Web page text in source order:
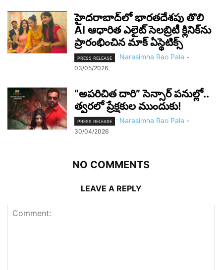
హైదరాబాద్‌లో భారతదేశపు తొలి
AI ఆధారిత ఎలైట్ సెలబ్రిటీ క్లినిక్‌ను
ప్రారంభించిన మాక్ ఏస్థెటిక్స్
PRESS RELEASE Narasimha Rao Pala -
03/05/2026
“అపరిచిత దారి” సెన్సార్ పనుల్లో..
త్వరలో ప్రేక్షకుల ముందుకు!
PRESS RELEASE Narasimha Rao Pala -
30/04/2026
NO COMMENTS
LEAVE A REPLY